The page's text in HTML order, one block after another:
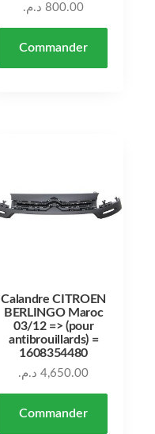
800.00 د.م.
Commander
Calandre CITROEN
BERLINGO Maroc
03/12 => (pour
antibrouillards) =
1608354480
4,650.00 د.م.
Commander